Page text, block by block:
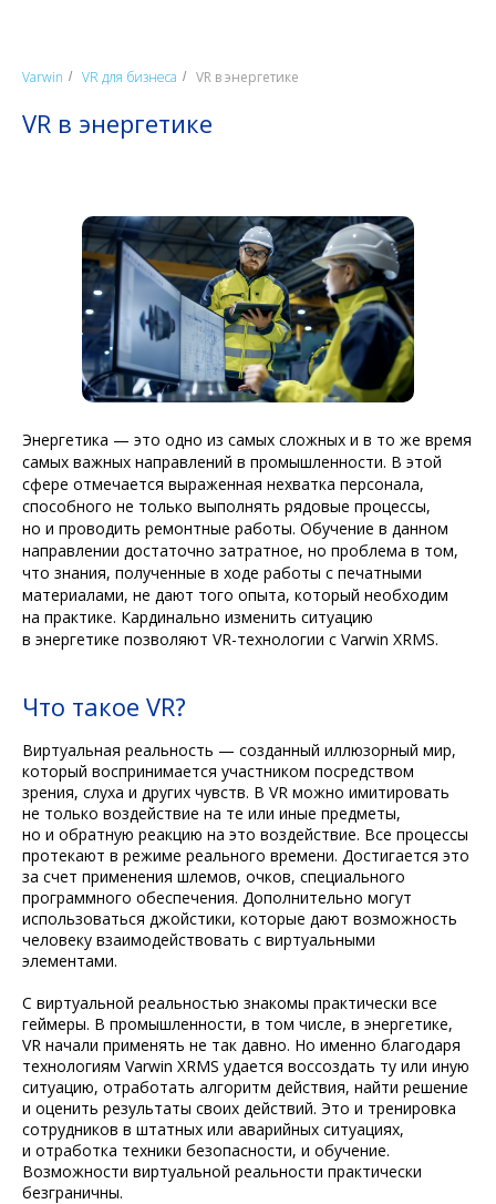
Varwin / VR для бизнеса / VR в энергетике
VR в энергетике
Энергетика — это одно из самых сложных и в то же время
самых важных направлений в промышленности. В этой
сфере отмечается выраженная нехватка персонала,
способного не только выполнять рядовые процессы,
но и проводить ремонтные работы. Обучение в данном
направлении достаточно затратное, но проблема в том,
что знания, полученные в ходе работы с печатными
материалами, не дают того опыта, который необходим
на практике. Кардинально изменить ситуацию
в энергетике позволяют VR-технологии с Varwin XRMS.
Что такое VR?
Виртуальная реальность — созданный иллюзорный мир,
который воспринимается участником посредством
зрения, слуха и других чувств. В VR можно имитировать
не только воздействие на те или иные предметы,
но и обратную реакцию на это воздействие. Все процессы
протекают в режиме реального времени. Достигается это
за счет применения шлемов, очков, специального
программного обеспечения. Дополнительно могут
использоваться джойстики, которые дают возможность
человеку взаимодействовать с виртуальными
элементами.
С виртуальной реальностью знакомы практически все
геймеры. В промышленности, в том числе, в энергетике,
VR начали применять не так давно. Но именно благодаря
технологиям Varwin XRMS удается воссоздать ту или иную
ситуацию, отработать алгоритм действия, найти решение
и оценить результаты своих действий. Это и тренировка
сотрудников в штатных или аварийных ситуациях,
и отработка техники безопасности, и обучение.
Возможности виртуальной реальности практически
безграничны.